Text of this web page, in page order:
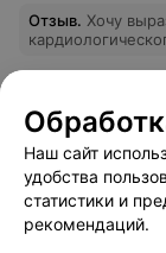
Отзыв. Хочу
Наш сайт
удобства
статистики и
рекомендаций.